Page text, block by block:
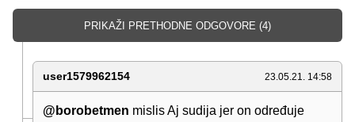
PRIKAŽI PRETHODNE ODGOVORE (4)
user1579962154 23.05.21. 14:58
@borobetmen mislis Aj sudija jer on određuje